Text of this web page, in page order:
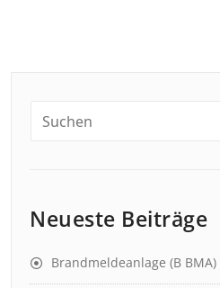
Neueste Beiträge
Brandmeldeanlage (B BMA)